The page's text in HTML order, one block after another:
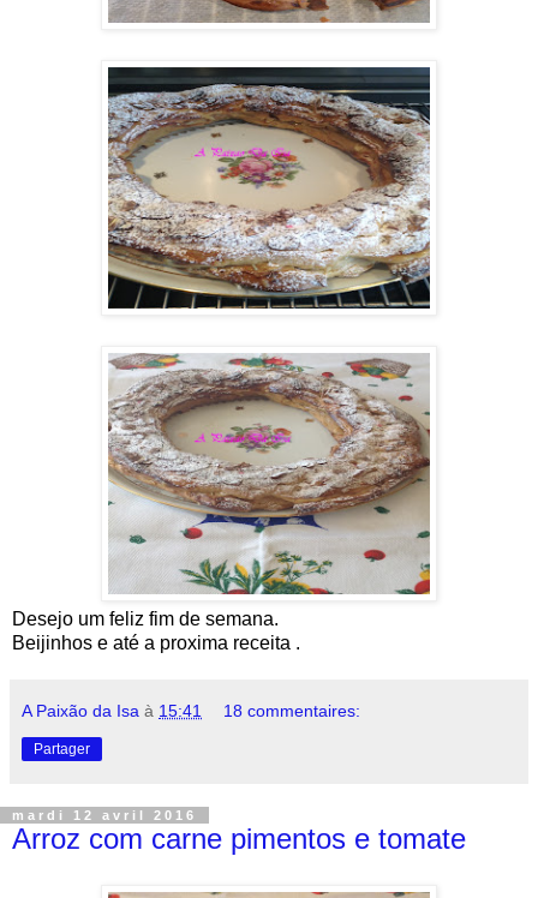
Desejo um feliz fim de semana.
Beijinhos e até a proxima receita .
A Paixão da Isa à 15:41 18 commentaires:
Partager
mardi 12 avril 2016
Arroz com carne pimentos e tomate